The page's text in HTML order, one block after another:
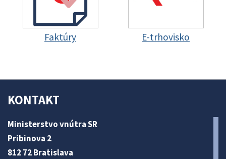
Faktúry E-trhovisko
KONTAKT
Ministerstvo vnútra SR
Pribinova 2
812 72 Bratislava